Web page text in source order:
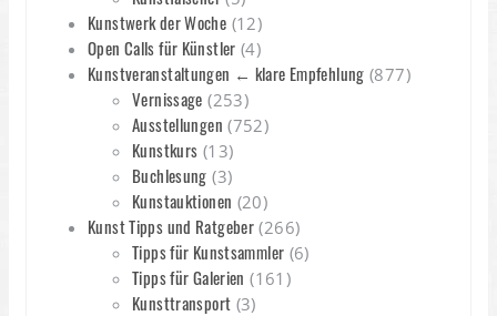
Kunstwerk der Woche (12)
Open Calls für Künstler (4)
Kunstveranstaltungen ← klare Empfehlung (877)
Vernissage (253)
Ausstellungen (752)
Kunstkurs (13)
Buchlesung (3)
Kunstauktionen (20)
Kunst Tipps und Ratgeber (266)
Tipps für Kunstsammler (6)
Tipps für Galerien (161)
Kunsttransport (3)